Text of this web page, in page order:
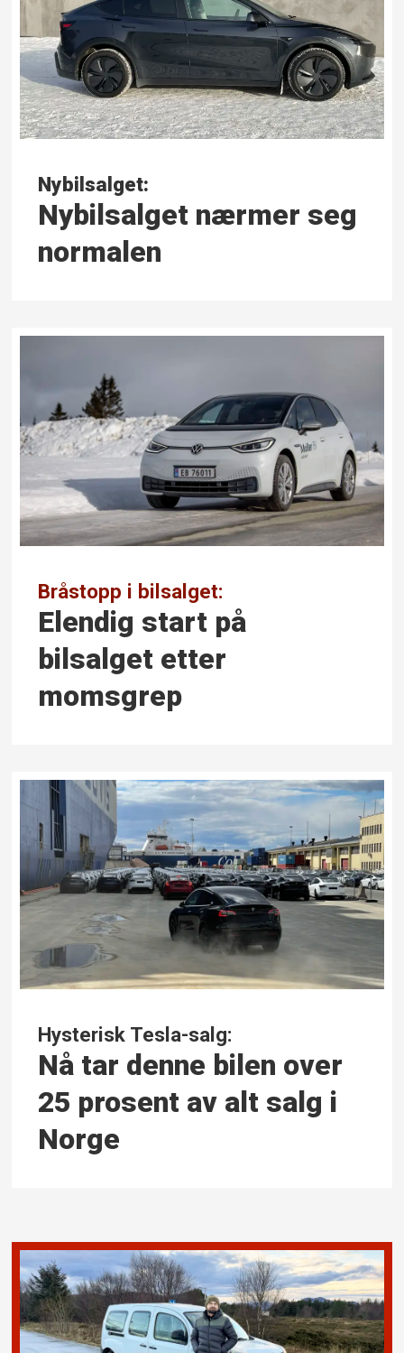
Nybilsalget:
Nybilsalget nærmer seg
normalen
Bråstopp i bilsalget:
Elendig start på
bilsalget etter
momsgrep
Hysterisk Tesla-salg:
Nå tar denne bilen over
25 prosent av alt salg i
Norge